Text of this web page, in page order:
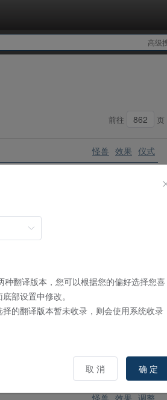
高级
前往 页
怪兽 效果 仪式
时，可以从手牌将1只天使族怪兽送入
过将1张手牌送入墓地来选择对手场上
怪兽 效果
怪兽 效果 调整
种翻译版本，您可以根据您的偏好选择您喜
部设置中修改。
的翻译版本暂未收录，则会使用系统收录
取 消 确 定